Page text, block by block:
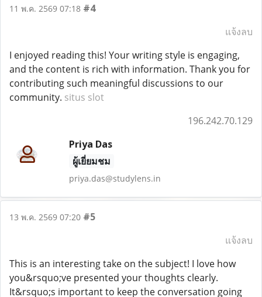
11 พ.ค. 2569 07:18 #4
แจ้งลบ
I enjoyed reading this! Your writing style is engaging,
and the content is rich with information. Thank you for
contributing such meaningful discussions to our
community. situs slot
196.242.70.129
Priya Das
ผู้เยี่ยมชม
priya.das@studylens.in
13 พ.ค. 2569 07:20 #5
แจ้งลบ
This is an interesting take on the subject! I love how
you&rsquo;ve presented your thoughts clearly.
It&rsquo;s important to keep the conversation going